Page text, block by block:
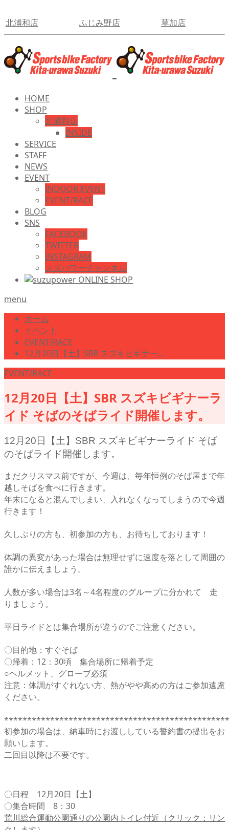
北浦和店 ふじみ野店 草加店
HOME
SHOP
北浦和店
INSIDE
SERVICE
STAFF
NEWS
EVENT
INDOOR EVENT
EVENT/RACE
BLOG
SNS
FACEBOOK
TWITTER
INSTAGRAM
スズパワーチャンネル
menu
ホーム
イベント
EVENT/RACE
12月20日【土】SBR スズキビギナー…
EVENT/RACE
12月20日【土】SBR スズキビギナーラ
イド そばのそばライド開催します。
12月20日【土】SBR スズキビギナーライド そば
のそばライド開催します。
まだクリスマス前ですが、今週は、毎年恒例のそば屋まで年
越しそばを食べに行きます。
年末になると混んでしまい、入れなくなってしまうので今週
行きます！
久しぶりの方も、初参加の方も、お待ちしております！
体調の異変があった場合は無理せずに速度を落として周囲の
誰かに伝えましょう。
人数が多い場合は3名～4名程度のグループに分かれて 走
りましょう。
平日ライドとは集合場所が違うのでご注意ください。
〇目的地：すぐそば
〇帰着：12：30頃 集合場所に帰着予定
○ヘルメット、グローブ必須
注意：体調がすぐれない方、熱がやや高めの方はご参加遠慮
ください。
初参加の場合は、納車時にお渡ししている誓約書の提出をお
願いします。
二回目以降は不要です。
〇日程 12月20日【土】
〇集合時間 8：30
荒川総合運動公園通りの公園内トイレ付近（クリック：リン